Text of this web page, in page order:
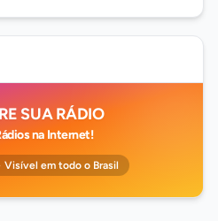
SUA RÁDIO
na Internet!
Visível em todo o Brasil